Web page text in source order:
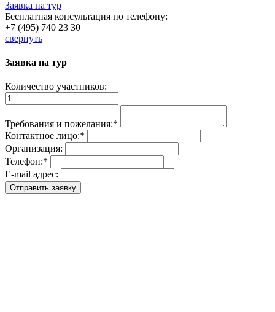
Заявка на тур
Бесплатная консультация по телефону:
+7 (495) 740 23 30
свернуть
Заявка на тур
Количество участников:
Требования и пожелания:*
Контактное лицо:*
Организация:
Телефон:*
E-mail адрес: